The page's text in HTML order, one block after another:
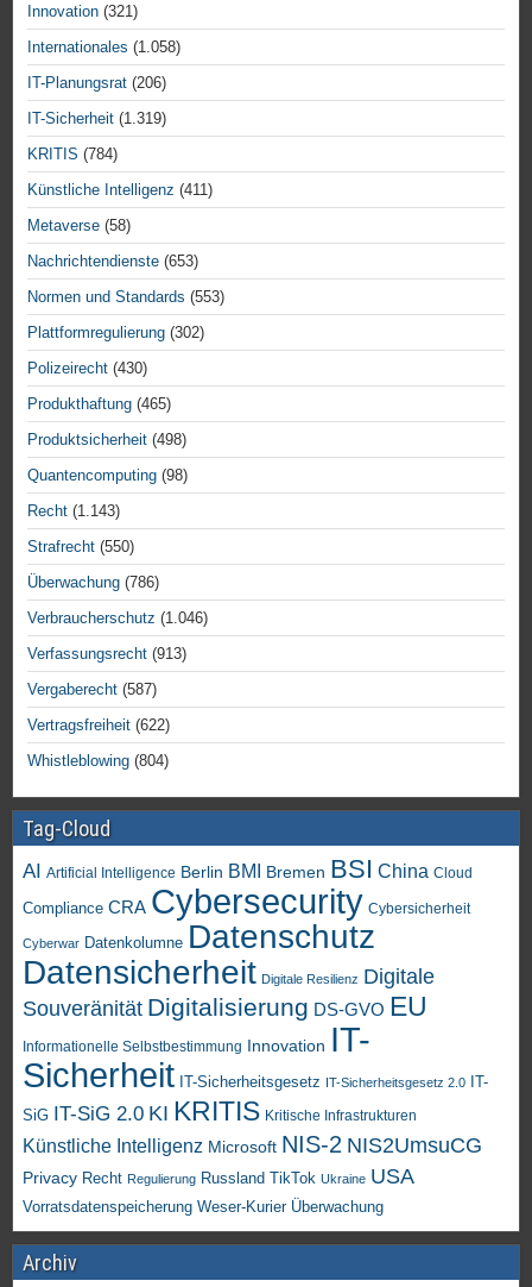
Innovation (321)
Internationales (1.058)
IT-Planungsrat (206)
IT-Sicherheit (1.319)
KRITIS (784)
Künstliche Intelligenz (411)
Metaverse (58)
Nachrichtendienste (653)
Normen und Standards (553)
Plattformregulierung (302)
Polizeirecht (430)
Produkthaftung (465)
Produktsicherheit (498)
Quantencomputing (98)
Recht (1.143)
Strafrecht (550)
Überwachung (786)
Verbraucherschutz (1.046)
Verfassungsrecht (913)
Vergaberecht (587)
Vertragsfreiheit (622)
Whistleblowing (804)
Tag-Cloud
AI Artificial Intelligence Berlin BMI Bremen BSI China Cloud
Compliance CRA Cybersecurity Cybersicherheit
Cyberwar Datenkolumne Datenschutz
Datensicherheit Digitale Resilienz Digitale
Souveränität Digitalisierung DS-GVO EU
Informationelle Selbstbestimmung Innovation IT-
Sicherheit IT-Sicherheitsgesetz IT-Sicherheitsgesetz 2.0 IT-
SiG IT-SiG 2.0 KI KRITIS Kritische Infrastrukturen
Künstliche Intelligenz Microsoft NIS-2 NIS2UmsuCG
Privacy Recht Regulierung Russland TikTok Ukraine USA
Vorratsdatenspeicherung Weser-Kurier Überwachung
Archiv